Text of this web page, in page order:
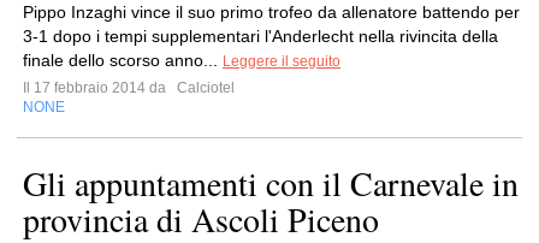
Pippo Inzaghi vince il suo primo trofeo da allenatore battendo per
3-1 dopo i tempi supplementari l'Anderlecht nella rivincita della
finale dello scorso anno...
Leggere il seguito
Il 17 febbraio 2014 da
Calciotel
NONE
Gli appuntamenti con il Carnevale in
provincia di Ascoli Piceno